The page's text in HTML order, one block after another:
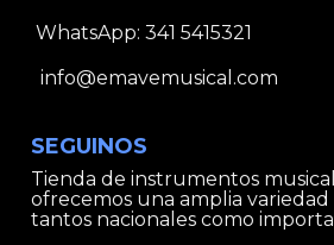
WhatsApp: 341 5415321
info@emavemusical.com
SEGUINOS
Tienda de instrumentos
ofrecemos una amplia
tantos nacionales como